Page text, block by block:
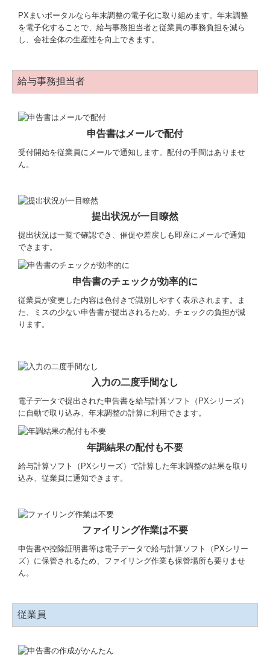
FX4クラウド(社福)
社会福祉法人経営指標
TKC海外ビジネスモニター
部門別予算策定システム
経営改善オンデマンド講座
スマート業績確認機能
FX農業会計
TKCシステムQ&A
中小企業倒産防止共済制度
個人情報保護方針
FXクラウドシリーズ
TKCモニタリング情報サービス
国の共済制度活用コーナー
PXまいポータルなら年末調整の電子化に取り組めます。年末調整
を電子化することで、給与事務担当者と従業員の事務負担を減ら
し、会社全体の生産性を向上できます。
給与事務担当者
申告書はメールで配付
受付開始を従業員にメールで通知します。配付の手間はありませ
ん。
提出状況が一目瞭然
提出状況は一覧で確認でき、催促や差戻しも即座にメールで通知
できます。
申告書のチェックが効率的に
従業員が変更した内容は色付きで識別しやすく表示されます。ま
た、ミスの少ない申告書が提出されるため、チェックの負担が減
ります。
入力の二度手間なし
電子データで提出された申告書を給与計算ソフト（PXシリーズ）
に自動で取り込み、年末調整の計算に利用できます。
年調結果の配付も不要
給与計算ソフト（PXシリーズ）で計算した年末調整の結果を取り
込み、従業員に通知できます。
ファイリング作業は不要
申告書や控除証明書等は電子データで給与計算ソフト（PXシリー
ズ）に保管されるため、ファイリング作業も保管場所も要りませ
ん。
従業員